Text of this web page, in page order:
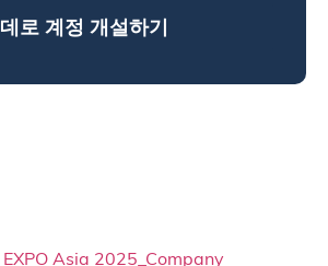
데로 계정 개설하기